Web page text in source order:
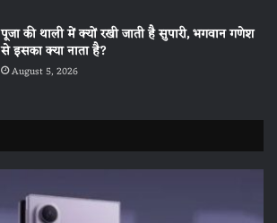
पूजा की थाली में क्यों रखी जाती है सुपारी, भगवान गणेश
से इसका क्या नाता है?
August 5, 2026